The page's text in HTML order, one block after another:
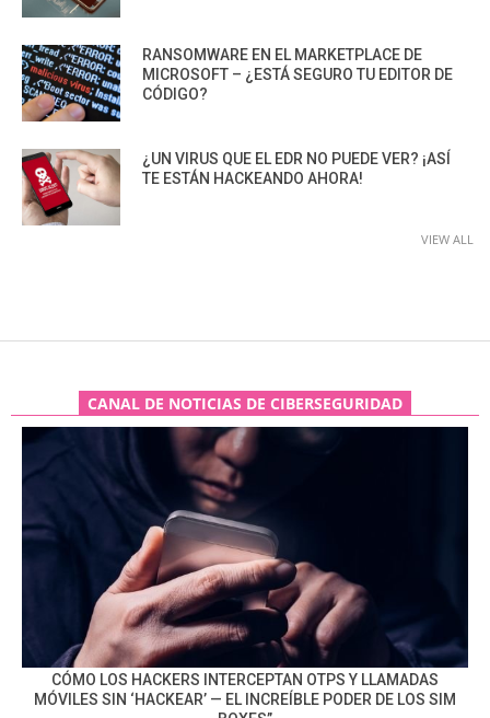
RANSOMWARE EN EL MARKETPLACE DE
MICROSOFT – ¿ESTÁ SEGURO TU EDITOR DE
CÓDIGO?
¿UN VIRUS QUE EL EDR NO PUEDE VER? ¡ASÍ
TE ESTÁN HACKEANDO AHORA!
VIEW ALL
CANAL DE NOTICIAS DE CIBERSEGURIDAD
CÓMO LOS HACKERS INTERCEPTAN OTPS Y LLAMADAS
MÓVILES SIN ‘HACKEAR’ — EL INCREÍBLE PODER DE LOS SIM